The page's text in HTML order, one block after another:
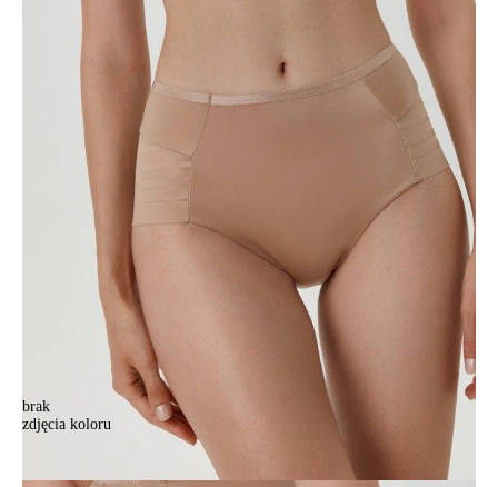
brak
zdjęcia koloru
Majtki damskie CE SPORT GLAM RP2097, r.102/L, cielisty
Majtki damskie CE SPORT GLAM RP2097, r.102/L, cielisty
80,90 zł